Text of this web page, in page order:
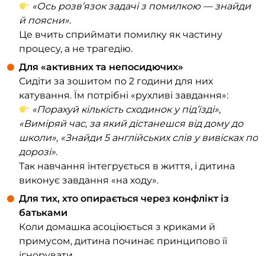
«Ось розв’язок задачі з помилкою — знайди
й поясни».
Це вчить сприймати помилку як частину
процесу, а не трагедію.
Для «активних та непосидючих»
Сидіти за зошитом по 2 години для них
катування. Їм потрібні «рухливі завдання»:
«Порахуй кількість сходинок у під’їзді»,
«Виміряй час, за який дістанешся від дому до
школи», «Знайди 5 англійських слів у вивісках по
дорозі».
Так навчання інтегрується в життя, і дитина
виконує завдання «на ходу».
Для тих, хто опирається через конфлікт із
батьками
Коли домашка асоціюється з криками й
примусом, дитина починає принципово її